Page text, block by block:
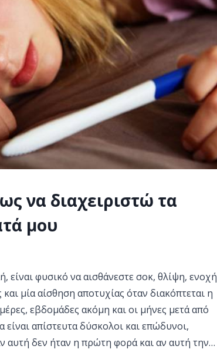
να διαχειριστώ τα
μου
είναι φυσικό να αισθάνεστε σοκ, θλίψη, ενοχή
μία αίσθηση αποτυχίας όταν διακόπτεται η
εβδομάδες ακόμη και οι μήνες μετά από
είναι απίστευτα δύσκολοι και επώδυνοι,
αυτή δεν ήταν η πρώτη φορά και αν αυτή την…